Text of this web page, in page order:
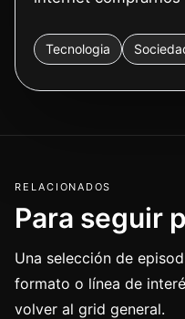
Tecnologia
RELACIONADOS
Para seguir
Una selección de
formato o línea de
volver al grid general.